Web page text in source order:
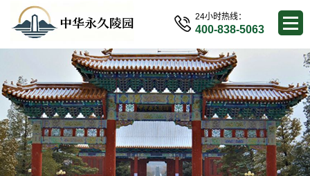
24小时热线：
400-838-5063